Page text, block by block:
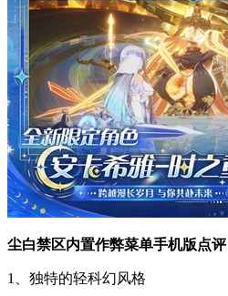
尘白禁区内置作弊菜单手机版点评
1、独特的轻科幻风格